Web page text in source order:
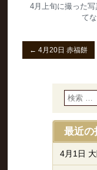
4月上旬に撮った
て
← 4月20日 赤福餅
最近の
4月1日